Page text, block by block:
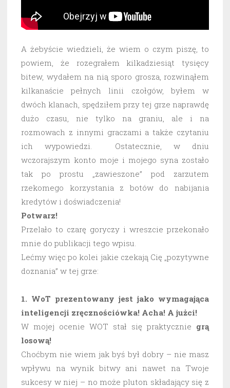
A żebyście wiedzieli, że wiem o czym piszę, to
powiem, że rozegrałem kilkadziesiąt tysięcy
bitew, wydałem na nią sporo grosza, rozwinąłem
kilkanaście pełnych linii czołgów, byłem w
dwóch klanach, spędziłem przy tej grze naprawdę
dużo czasu, nie tylko na graniu, ale i na
rozmowach z innymi graczami a także czytaniu
ich wypowiedzi. Ostatecznie, w dniu
wczorajszym konto moje i mojego syna zostało
tak po prostu „zawieszone” pod zarzutem
rzekomego korzystania z botów do nabijania
kredytów i doświadczenia!
Potwarz!
Przelało to czarę goryczy i wreszcie przekonało
mnie do publikacji tego wpisu.
Lećmy więc po kolei jakie czekają Cię „pozytywne
doznania” w tej grze:
1. WoT prezentowany jest jako wymagająca
inteligencji zręcznościówka! Acha! A jużci!
W mojej ocenie WOT stał się praktycznie grą
losową!
Choćbym nie wiem jak byś był dobry – nie masz
wpływu na wynik bitwy ani nawet na Twoje
sukcesy w niej – no może pluton składający się z